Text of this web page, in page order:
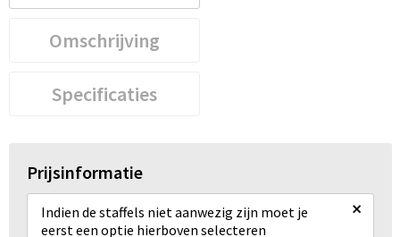
Omschrijving
Specificaties
Prijsinformatie
Indien de staffels niet aanwezig zijn moet je
eerst een optie hierboven selecteren
×